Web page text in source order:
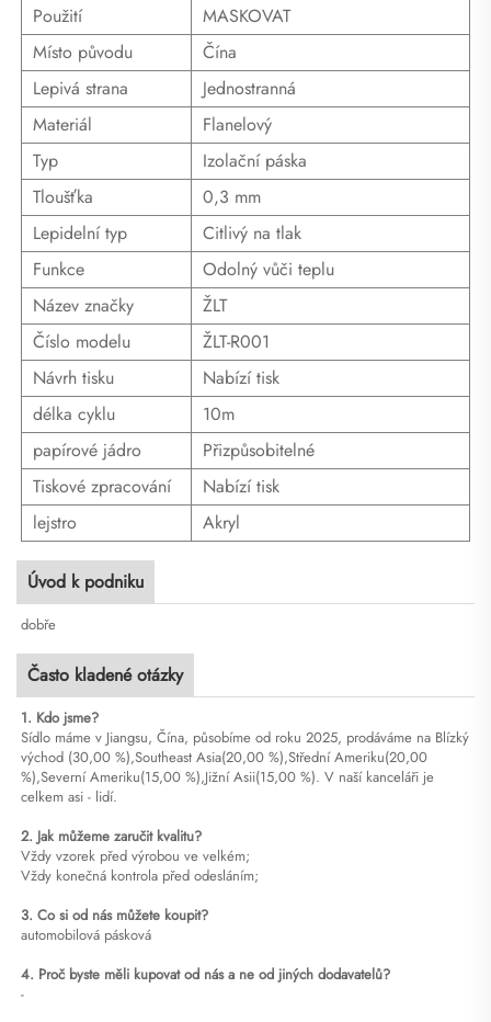
Použití
MASKOVAT
Místo původu
Čína
Lepivá strana
Jednostranná
Materiál
Flanelový
Typ
Izolační páska
Tloušťka
0,3 mm
Lepidelní typ
Citlivý na tlak
Funkce
Odolný vůči teplu
Název značky
ŽLT
Číslo modelu
ŽLT-R001
Návrh tisku
Nabízí tisk
délka cyklu
10m
papírové jádro
Přizpůsobitelné
Tiskové zpracování
Nabízí tisk
lejstro
Akryl
Úvod k podniku
dobře
Často kladené otázky
1. Kdo jsme?
Sídlo máme v Jiangsu, Čína, působíme od roku 2025, prodáváme na Blízký
východ (30,00 %),Southeast Asia(20,00 %),Střední Ameriku(20,00
%),Severní Ameriku(15,00 %),Jižní Asii(15,00 %). V naší kanceláři je
celkem asi - lidí.
2. Jak můžeme zaručit kvalitu?
Vždy vzorek před výrobou ve velkém;
Vždy konečná kontrola před odesláním;
3. Co si od nás můžete koupit?
automobilová pásková
4. Proč byste měli kupovat od nás a ne od jiných dodavatelů?
-